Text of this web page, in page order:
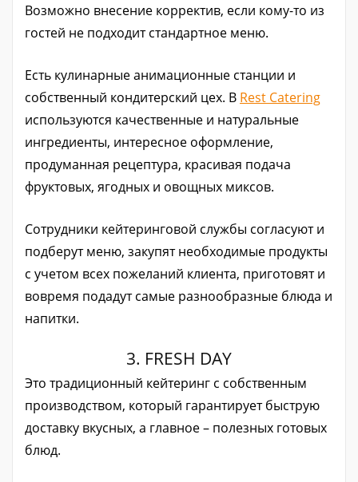
Возможно внесение корректив, если кому-то из
гостей не подходит стандартное меню.
Есть кулинарные анимационные станции и
собственный кондитерский цех. В Rest Catering
используются качественные и натуральные
ингредиенты, интересное оформление,
продуманная рецептура, красивая подача
фруктовых, ягодных и овощных миксов.
Сотрудники кейтеринговой службы согласуют и
подберут меню, закупят необходимые продукты
с учетом всех пожеланий клиента, приготовят и
вовремя подадут самые разнообразные блюда и
напитки.
3. FRESH DAY
Это традиционный кейтеринг с собственным
производством, который гарантирует быструю
доставку вкусных, а главное – полезных готовых
блюд.